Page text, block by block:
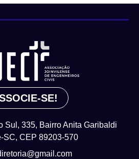
SE!
Sul, 335, Bairro Anita Garibaldi
SC, CEP 89203-570